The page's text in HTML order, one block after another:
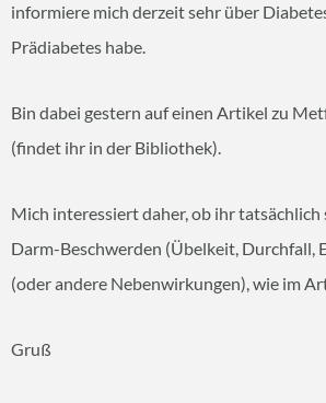
informiere mich derzeit sehr über
Prädiabetes habe.
Bin dabei gestern auf einen Artikel zu
(findet ihr in der Bibliothek).
Mich interessiert daher, ob ihr tatsächlich
Darm-Beschwerden (Übelkeit, Durchfall,
(oder andere Nebenwirkungen), wie im
Gruß